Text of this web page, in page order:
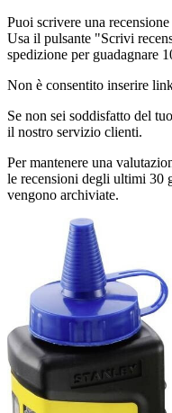
Puoi scrivere una
Usa il pulsante "Scrivi
spedizione per guadagnare
Non è consentito inserire
Se non sei soddisfatto del
il nostro servizio clienti.
Per mantenere una
le recensioni degli ultimi 30
vengono archiviate.